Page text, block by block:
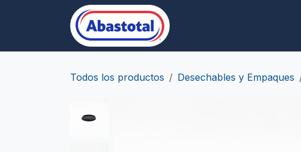
Todos los productos Desechables y Empaques